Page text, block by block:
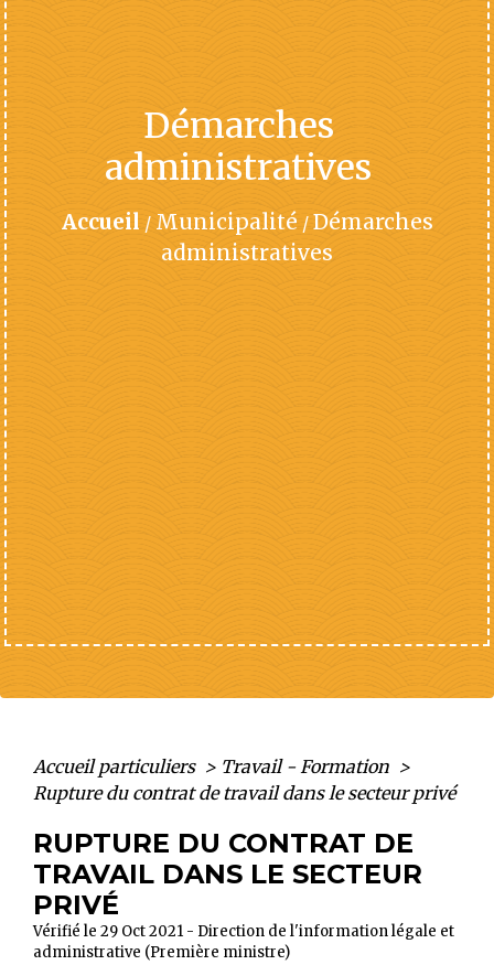
Démarches
administratives
Accueil / Municipalité / Démarches
administratives
Accueil particuliers > Travail - Formation >
Rupture du contrat de travail dans le secteur privé
RUPTURE DU CONTRAT DE
TRAVAIL DANS LE SECTEUR
PRIVÉ
Vérifié le 29 Oct 2021 - Direction de l'information légale et
administrative (Première ministre)